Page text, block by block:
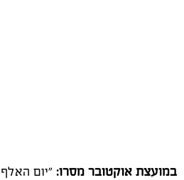
במועצת אוקטובר מסרו: "יום